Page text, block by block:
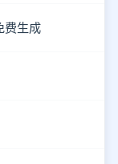
费生成